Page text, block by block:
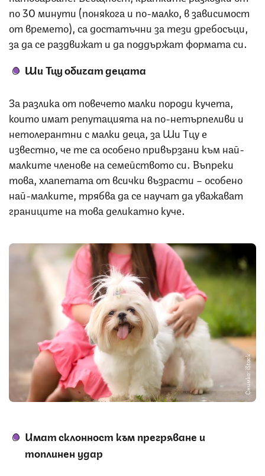
по 30 минути (понякога и по-малко, в зависимост
от времето), са достатъчни за тези дребосъци,
за да се раздвижат и да поддържат формата си.
Ши Тцу обичат децата
За разлика от повечето малки породи кучета,
които имат репутацията на по-нетърпеливи и
нетолерантни с малки деца, за Ши Тцу е
известно, че те са особено привързани към най-
малките членове на семейството си. Въпреки
това, хлапетата от всички възрасти – особено
най-малките, трябва да се научат да уважават
границите на това деликатно куче.
Снимка: iStock
Имат склонност към прегряване и
топлинен удар